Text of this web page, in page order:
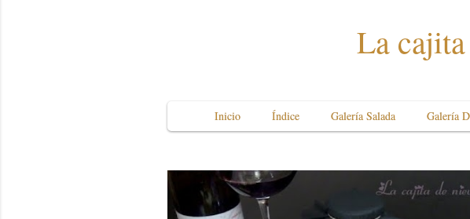
La
Inicio Índice Galería Salada Galería